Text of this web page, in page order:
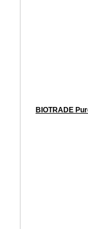
BIOTRADE